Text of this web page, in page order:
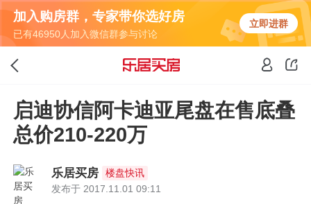
加入购房群，专家带你选好房
已有46950人加入微信群参与讨论
立即进群
启迪协信阿卡迪亚尾盘在售底叠
总价210-220万
乐居买房
楼盘快讯
发布于 2017.11.01 09:11